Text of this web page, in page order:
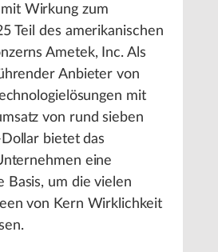
Wirkung zum
Teil des amerikanischen
Ametek, Inc. Als
Anbieter von
mit
von rund sieben
bietet das
eine
Basis, um die vielen
von Kern Wirklichkeit